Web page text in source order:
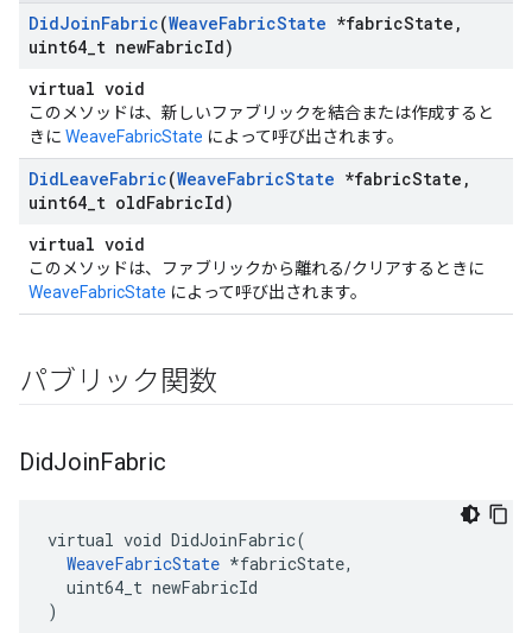
DidJoinFabric(WeaveFabricState *fabricState ,
uint64 t newFabricId)
virtual void
このメソッドは、新しいファブリックを結合または作成すると
きに WeaveFabricState によって呼び出されます。
DidLeaveFabric(WeaveFabricState *fabricState ,
uint64 t oldFabricId)
virtual void
このメソッドは、ファブリックから離れる/クリアするときに
WeaveFabricState によって呼び出されます。
パブリック関数
DidJoinFabric
virtual void DidJoinFabric(
WeaveFabricState *fabricState,
  uint64_t newFabricId
)